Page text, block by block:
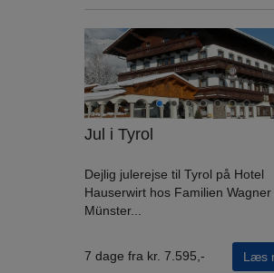
Jul i Tyrol
Dejlig julerejse til Tyrol på Hotel
Hauserwirt hos Familien Wagner
Münster...
7 dage fra kr. 7.595,- Læs